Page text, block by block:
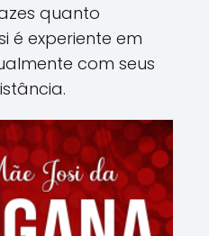
quanto
é experiente em
com seus